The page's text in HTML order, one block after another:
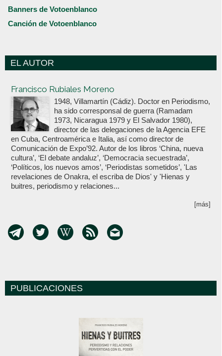
Banners de Votoenblanco
Canción de Votoenblanco
EL AUTOR
Francisco Rubiales Moreno
1948, Villamartín (Cádiz). Doctor en Periodismo,
ha sido corresponsal de guerra (Ramadam
1973, Nicaragua 1979 y El Salvador 1980),
director de las delegaciones de la Agencia EFE
en Cuba, Centroamérica e Italia, así como director de
Comunicación de Expo’92. Autor de los libros ‘China, nueva
cultura’, ‘El debate andaluz’, ‘Democracia secuestrada’,
‘Políticos, los nuevos amos’, ‘Periodistas sometidos’, 'Las
revelaciones de Onakra, el escriba de Dios' y 'Hienas y
buitres, periodismo y relaciones...
[más]
PUBLICACIONES